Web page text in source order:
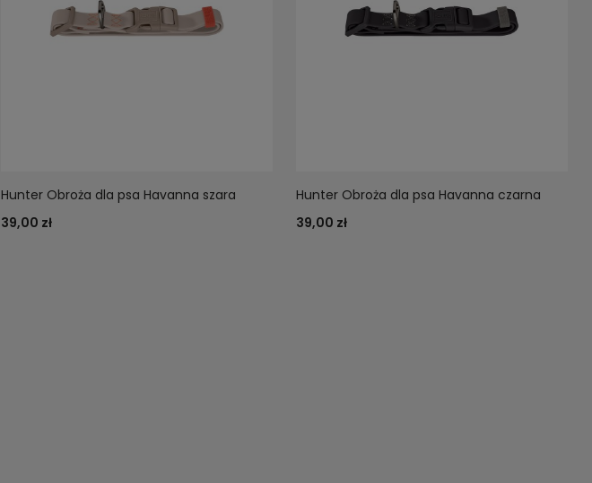
Hunter Obroża dla psa Havanna szara
39,00 zł
Hunter Obroża dla psa Havanna czarna
39,00 zł